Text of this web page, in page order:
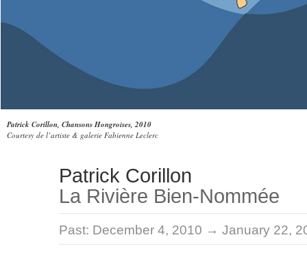
Patrick Corillon, Chansons Hongroises, 2010
Courtesy de l’artiste & galerie Fabienne Leclerc
Patrick Corillon
La Rivière Bien-Nommée
Past: December 4, 2010 → January 22,